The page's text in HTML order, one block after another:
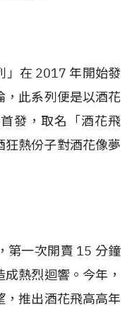
」在 2017 年開始發
，此系列便是以酒花
發，取名「酒花飛
狂熱份子對酒花像夢
第一次開賣 15 分鐘
熱烈迴響。今年，
，推出酒花飛高高年